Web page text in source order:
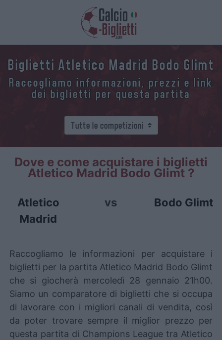
Biglietti Atletico Madrid Bodo Glimt
Raccogliamo informazioni, prezzi e link
dei biglietti per questa partita
Dove e come acquistare i biglietti
Atletico Madrid Bodo Glimt ?
Atletico
Madrid
vs Bodo Glimt
Raccogliamo le informazioni per acquistare i
biglietti per la partita Atletico Madrid Bodo Glimt
che si giocherà mercoledì 28 gennaio 21h00.
Siamo un comparatore di biglietti che si occupa
di lavorare con i migliori canali di vendita, così
da poter trovare sempre il miglior prezzo per
questa partita di Champions League tra Atletico